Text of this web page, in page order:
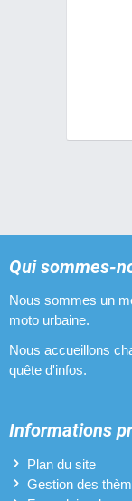
Qui sommes-
Nous sommes un
moto urbaine.
Nous accueillons
quête d'infos.
Informations
Plan du site
Gestion des